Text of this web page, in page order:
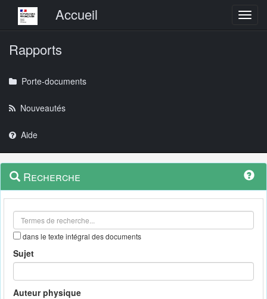
Menu principalAccueil
Rapports
Porte-documents
Nouveautés
Aide
Navigation
outils
Menu
contextuel
Recherche
dans le texte intégral des documents
Sujet
Auteur physique